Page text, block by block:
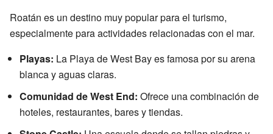
Roatán es un destino muy popular para el turismo,
especialmente para actividades relacionadas con el mar.
Playas: La Playa de West Bay es famosa por su arena
blanca y aguas claras.
Comunidad de West End: Ofrece una combinación de
hoteles, restaurantes, bares y tiendas.